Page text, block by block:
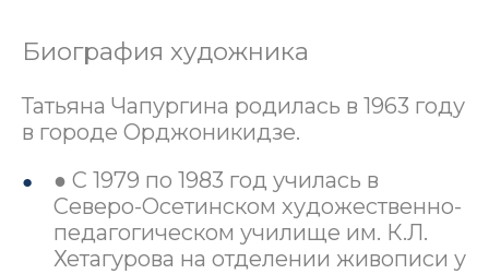
Биография художника
Татьяна Чапургина родилась в 1963 году
в городе Орджоникидзе.
● С 1979 по 1983 год училась в
Северо-Осетинском художественно-
педагогическом училище им. К.Л.
Хетагурова на отделении живописи у